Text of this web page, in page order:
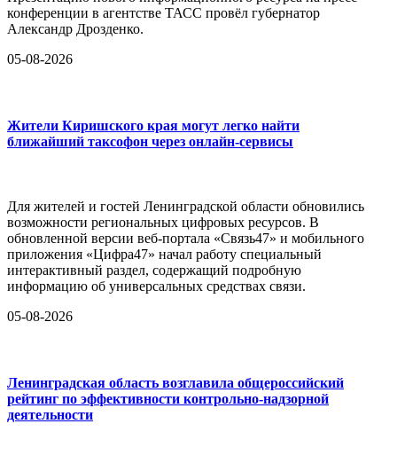
конференции в агентстве ТАСС провёл губернатор
Александр Дрозденко.
05-08-2026
Жители Киришского края могут легко найти
ближайший таксофон через онлайн-сервисы
Для жителей и гостей Ленинградской области обновились
возможности региональных цифровых ресурсов. В
обновленной версии веб-портала «Связь47» и мобильного
приложения «Цифра47» начал работу специальный
интерактивный раздел, содержащий подробную
информацию об универсальных средствах связи.
05-08-2026
Ленинградская область возглавила общероссийский
рейтинг по эффективности контрольно-надзорной
деятельности